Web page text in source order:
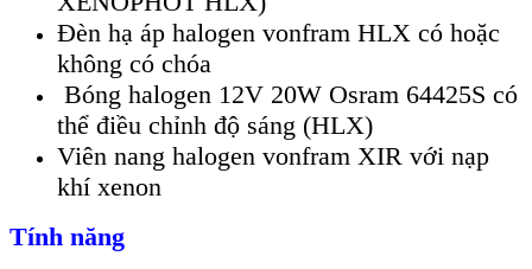
Đèn hạ áp halogen vonfram HLX có hoặc
không có chóa
Bóng halogen 12V 20W Osram 64425S có
thể điều chỉnh độ sáng (HLX)
Viên nang halogen vonfram XIR với nạp
khí xenon
Tính năng